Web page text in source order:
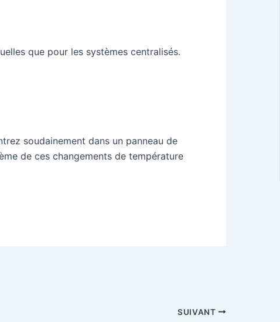
que pour les systèmes centralisés.
soudainement dans un panneau de
de ces changements de température
SUIVANT